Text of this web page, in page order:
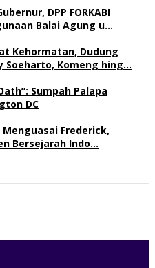
DPP FORKABI
Balai Agung u…
Kehormatan, Dudung
Soeharto, Komeng hing…
Sumpah Palapa
DC
Frederick,
Bersejarah Indo…